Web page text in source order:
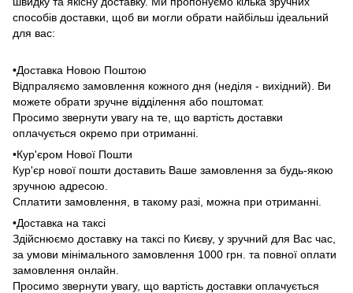
способів доставки, щоб ви могли обрати найбільш ідеальний
для вас:
•Доставка Новою Поштою
Відпраляємо замовлення кожного дня (неділя - вихідний). Ви
можете обрати зручне відділення або поштомат.
Просимо звернути увагу на те, що вартість доставки
оплачується окремо при отриманні.
•Кур'єром Нової Пошти
Кур'єр нової пошти доставить Ваше замовлення за будь-якою
зручною адресою.
Сплатити замовлення, в такому разі, можна при отриманні.
•Доставка на таксі
Здійснюємо доставку на таксі по Києву, у зручний для Вас час,
за умови мінімального замовлення 1000 грн. та повної оплати
замовлення онлайн.
Просимо звернути увагу, що вартість доставки оплачується